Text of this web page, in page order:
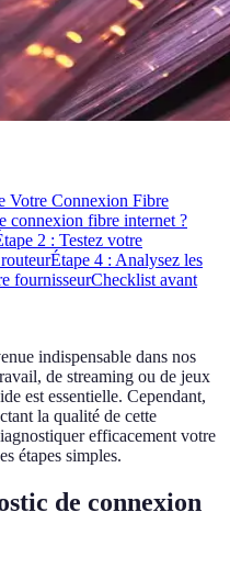
Votre Connexion Fibre
connexion fibre internet ?
2 : Testez votre
Étape 4 : Analysez les
fournisseurChecklist avant
indispensable dans nos
de streaming ou de jeux
est essentielle. Cependant,
la qualité de cette
efficacement votre
étapes simples.
de connexion